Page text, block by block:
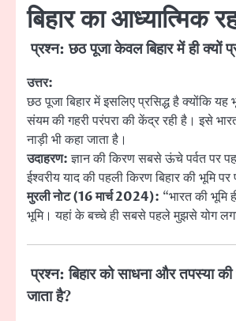
बिहार का आध्यात्मिक
प्रश्न: छठ पूजा केवल बिहार में ही क्यों
उत्तर:
छठ पूजा बिहार में इसलिए प्रसिद्ध है क्योंकि
संयम की गहरी परंपरा की केंद्र रही है। इसे
नाड़ी भी कहा जाता है।
उदाहरण:ज्ञान की किरण सबसे ऊंचे पर्वत पर
ईश्वरीय याद की पहली किरण बिहार की भूमि पर
मुरली नोट (16 मार्च 2024): “भारत की भूमि
भूमि। यहां के बच्चे ही सबसे पहले मुझसे योग
प्रश्न: बिहार को साधना और तपस्या की
जाता है?